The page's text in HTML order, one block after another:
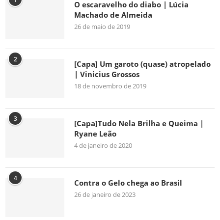
O escaravelho do diabo | Lúcia
Machado de Almeida
26 de maio de 2019
2
[Capa] Um garoto (quase) atropelado
| Vinicius Grossos
18 de novembro de 2019
3
[Capa]Tudo Nela Brilha e Queima |
Ryane Leão
4 de janeiro de 2020
4 Contra o Gelo chega ao Brasil
26 de janeiro de 2023